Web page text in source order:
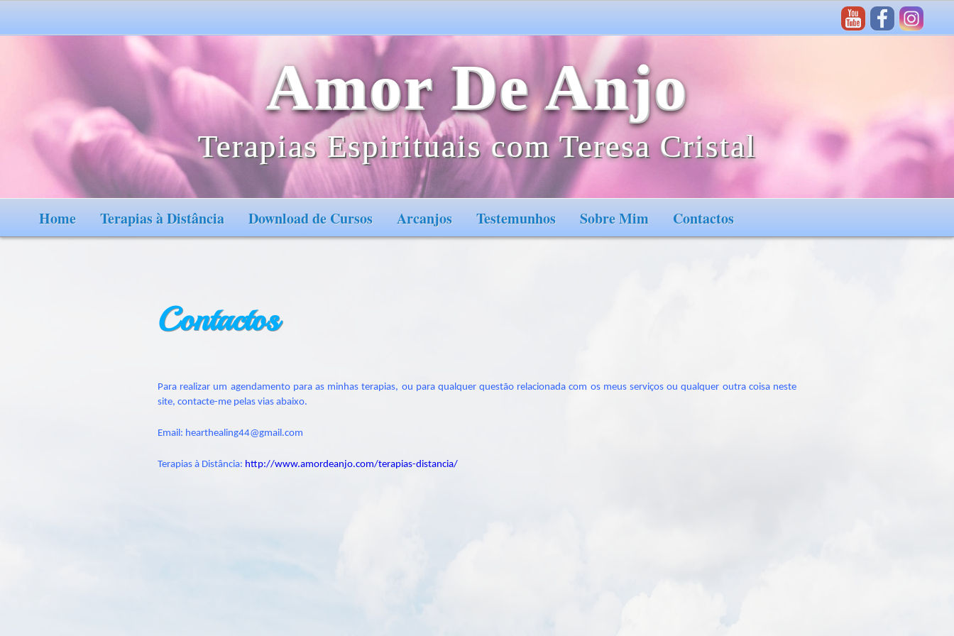
Amor De Anjo
Terapias Espirituais com Teresa Cristal
Home Terapias à Distância Download de Cursos Arcanjos Testemunhos Sobre Mim Contactos
Contactos
Para realizar um agendamento para as minhas terapias, ou para qualquer questão relacionada com os meus serviços ou qualquer outra coisa neste
site, contacte-me pelas vias abaixo.
Email: hearthealing44@gmail.com
Terapias à Distância: http://www.amordeanjo.com/terapias-distancia/